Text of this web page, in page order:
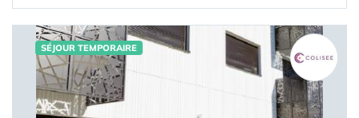
SÉJOUR TEMPORAIRE